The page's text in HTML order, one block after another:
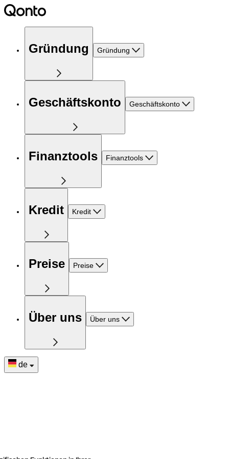
Gründung Gründung
Geschäftskonto Geschäftskonto
Finanztools Finanztools
Kredit Kredit
Preise Preise
Über uns Über uns
de